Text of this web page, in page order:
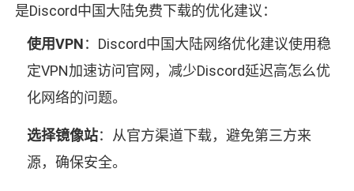
是Discord中国大陆免费下载的优化建议：
使用VPN：Discord中国大陆网络优化建议使用稳
定VPN加速访问官网，减少Discord延迟高怎么优
化网络的问题。
选择镜像站：从官方渠道下载，避免第三方来
源，确保安全。